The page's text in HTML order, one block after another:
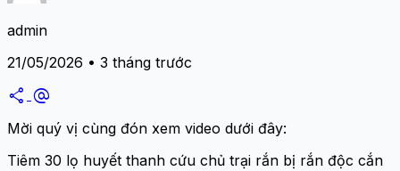
admin
21/05/2026 • 3 tháng trước
share alternate_email
Mời quý vị cùng đón xem video dưới đây:
Tiêm 30 lọ huyết thanh cứu chủ trại rắn bị rắn độc cắn